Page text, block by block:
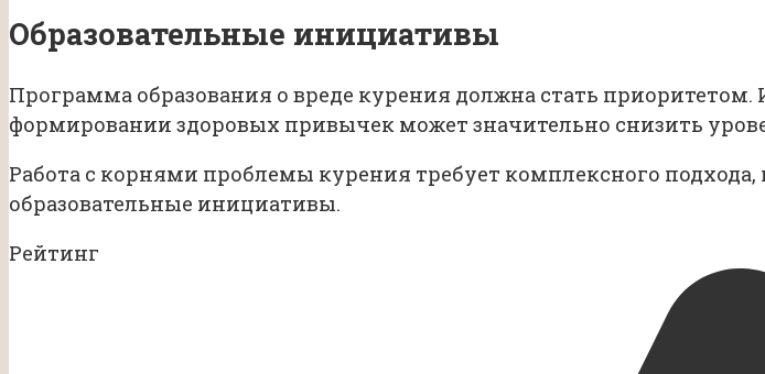
Образовательные инициативы
Программа образования о вреде курения должна стать
формировании здоровых привычек может значительно снизить
Работа с корнями проблемы курения требует комплексного
образовательные инициативы.
Рейтинг